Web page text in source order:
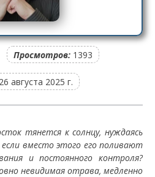
Просмотров: 1393
26 августа 2025 г.
тянется к солнцу, нуждаясь
вместо этого его поливают
и постоянного контроля?
невидимая отрава, медленно